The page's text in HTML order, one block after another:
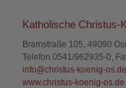
Katholische Christus-
Bramstraße 105, 49090
Telefon 0541/962935-0,
info@christus-koenig-os.de
www.christus-koenig-os.de